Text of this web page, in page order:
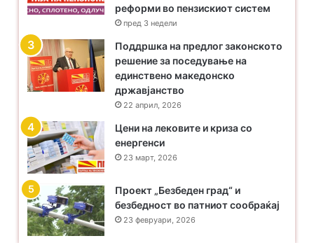
реформи во пензискиот систем
пред 3 недели
Поддршка на предлог законското
решение за поседување на
единствено македонско
државјанство
22 април, 2026
Цени на лековите и криза со
енергенси
23 март, 2026
Проект „Безбеден град“ и
безбедност во патниот сообраќај
23 февруари, 2026